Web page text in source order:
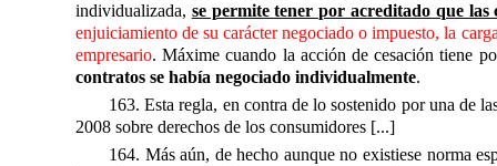
individualizada, se permite tener por acreditado que las
enjuiciamiento de su carácter negociado o impuesto, la
empresario. Máxime cuando la acción de cesación tiene
contratos se había negociado individualmente.
163. Esta regla, en contra de lo sostenido por una de
2008 sobre derechos de los consumidores [...]
164. Más aún, de hecho aunque no existiese norma